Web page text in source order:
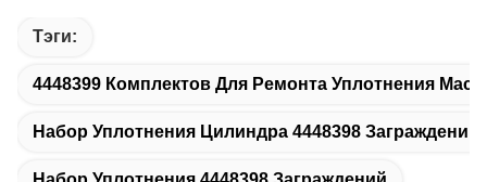
Тэги:
4448399 Комплектов Для Ремонта Уплотнения
Набор Уплотнения Цилиндра 4448398 Заграждений